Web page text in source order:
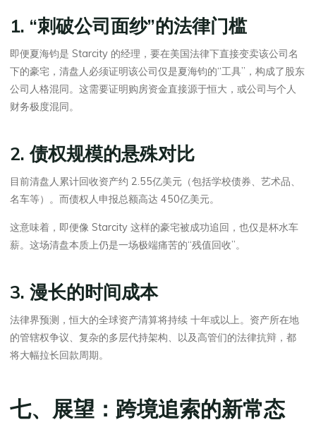
1. “刺破公司面纱”的法律门槛
即便夏海钧是 Starcity 的经理，要在美国法律下直接变卖该公司名
下的豪宅，清盘人必须证明该公司仅是夏海钧的“工具”，构成了股东
公司人格混同。这需要证明购房资金直接源于恒大，或公司与个人
财务极度混同。
2. 债权规模的悬殊对比
目前清盘人累计回收资产约 2.55亿美元（包括学校债券、艺术品、
名车等）。而债权人申报总额高达 450亿美元。
这意味着，即便像 Starcity 这样的豪宅被成功追回，也仅是杯水车
薪。这场清盘本质上仍是一场极端痛苦的“残值回收”。
3. 漫长的时间成本
法律界预测，恒大的全球资产清算将持续 十年或以上。资产所在地
的管辖权争议、复杂的多层代持架构、以及高管们的法律抗辩，都
将大幅拉长回款周期。
七、展望：跨境追索的新常态